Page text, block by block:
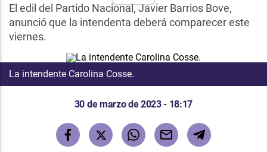
El edil del Partido Nacional, Javier Barrios Bove,
anunció que la intendenta deberá comparecer este
viernes.
La intendente Carolina Cosse.
30 de marzo de 2023 - 18:17